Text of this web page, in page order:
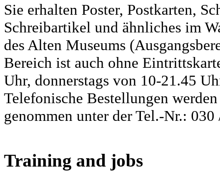
Sie erhalten Poster, Postkarten,
Schreibartikel und ähnliches im
des Alten Museums
Bereich ist auch ohne
Uhr, donnerstags von 10-21.45
Telefonische Bestellungen
genommen unter der Tel.-Nr.:
Training and jobs